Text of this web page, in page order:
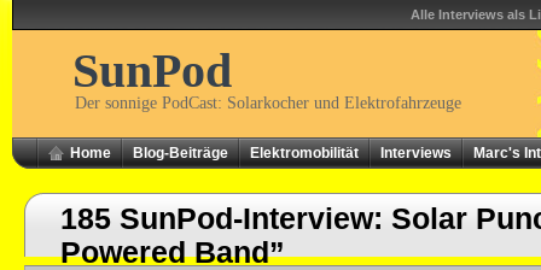
Alle Interviews als
SunPod
Der sonnige PodCast: Solarkocher und Elektrofahrzeuge
Home Blog-Beiträge Elektromobilität Interviews Marc's
185 SunPod-Interview: Solar
Powered Band”